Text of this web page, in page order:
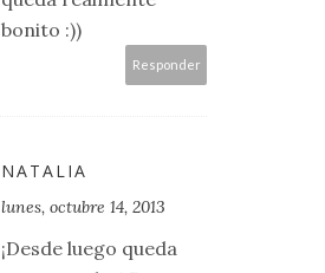
bonito :))
Responder
NATALIA
lunes, octubre 14, 2013
¡Desde luego queda